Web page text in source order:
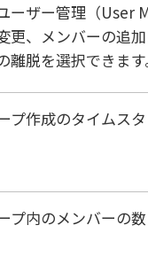
ーザー管理（User
更、メンバーの追
離脱を選択できます
プ作成のタイムスタ
プ内のメンバーの数